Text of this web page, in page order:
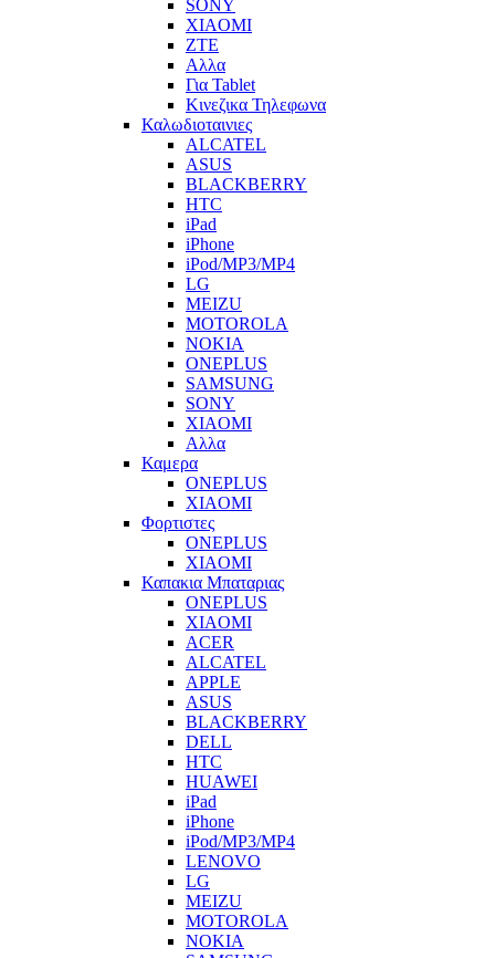
SONY
XIAOMI
ZTE
Αλλα
Για Tablet
Κινεζικα Τηλεφωνα
Καλωδιοταινιες
ALCATEL
ASUS
BLACKBERRY
HTC
iPad
iPhone
iPod/MP3/MP4
LG
MEIZU
MOTOROLA
NOKIA
ONEPLUS
SAMSUNG
SONY
XIAOMI
Αλλα
Καμερα
ONEPLUS
XIAOMI
Φορτιστες
ONEPLUS
XIAOMI
Καπακια Μπαταριας
ONEPLUS
XIAOMI
ACER
ALCATEL
APPLE
ASUS
BLACKBERRY
DELL
HTC
HUAWEI
iPad
iPhone
iPod/MP3/MP4
LENOVO
LG
MEIZU
MOTOROLA
NOKIA